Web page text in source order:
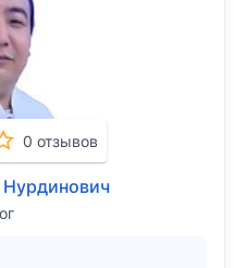
0 отзывов
Нурдинович